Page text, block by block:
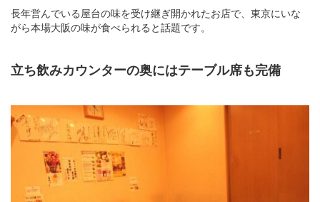
長年営んでいる屋台の味を受け継ぎ開かれたお店で、東京にいな
がら本場大阪の味が食べられると話題です。
立ち飲みカウンターの奥にはテーブル席も完備